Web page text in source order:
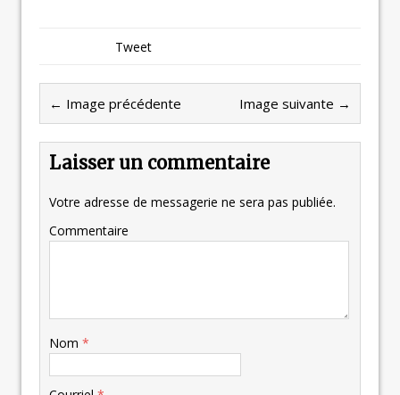
Tweet
← Image précédente Image suivante →
Laisser un commentaire
Votre adresse de messagerie ne sera pas publiée.
Commentaire
Nom *